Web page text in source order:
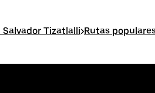
Salvador Tizatlalli>Rutas